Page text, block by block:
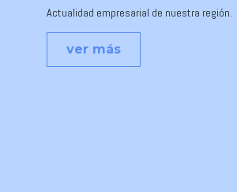
Actualidad empresarial de nuestra región.
ver más